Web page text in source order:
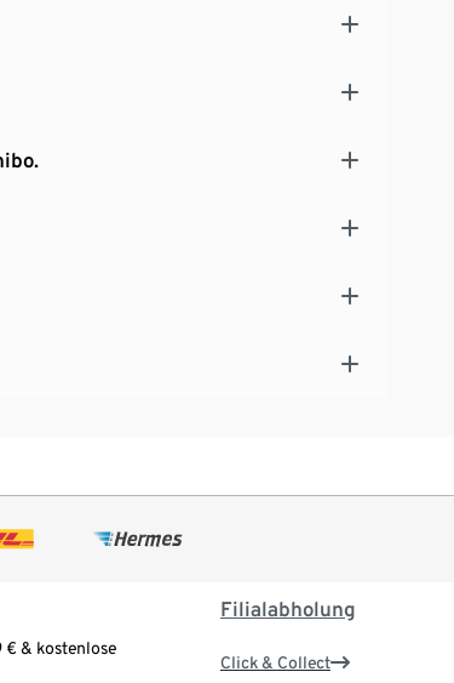
€ & kostenlose
Filialabholung
Click & Collect